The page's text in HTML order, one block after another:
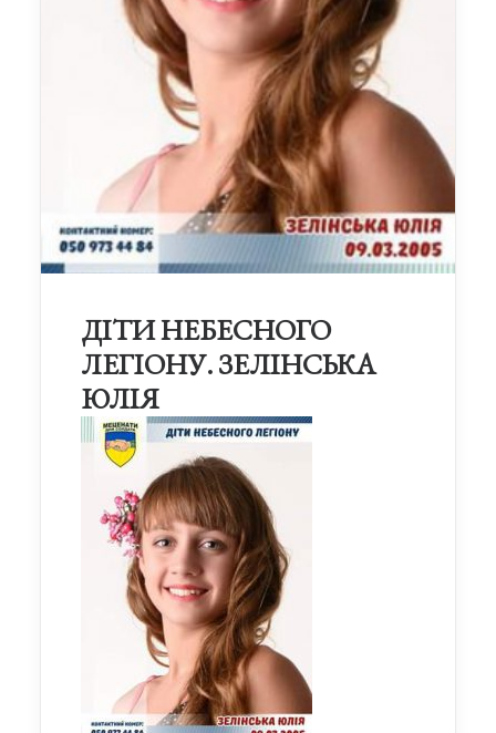
ДІТИ НЕБЕСНОГО
ЛЕГІОНУ. ЗЕЛІНСЬКА
ЮЛІЯ